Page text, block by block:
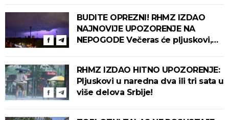
BUDITE OPREZNI! RHMZ IZDAO
NAJNOVIJE UPOZORENJE NA
NEPOGODE Večeras će pljuskovi,
RHMZ IZDAO HITNO UPOZORENJE:
Pljuskovi u naredna dva ili tri sata u
više delova Srbije!